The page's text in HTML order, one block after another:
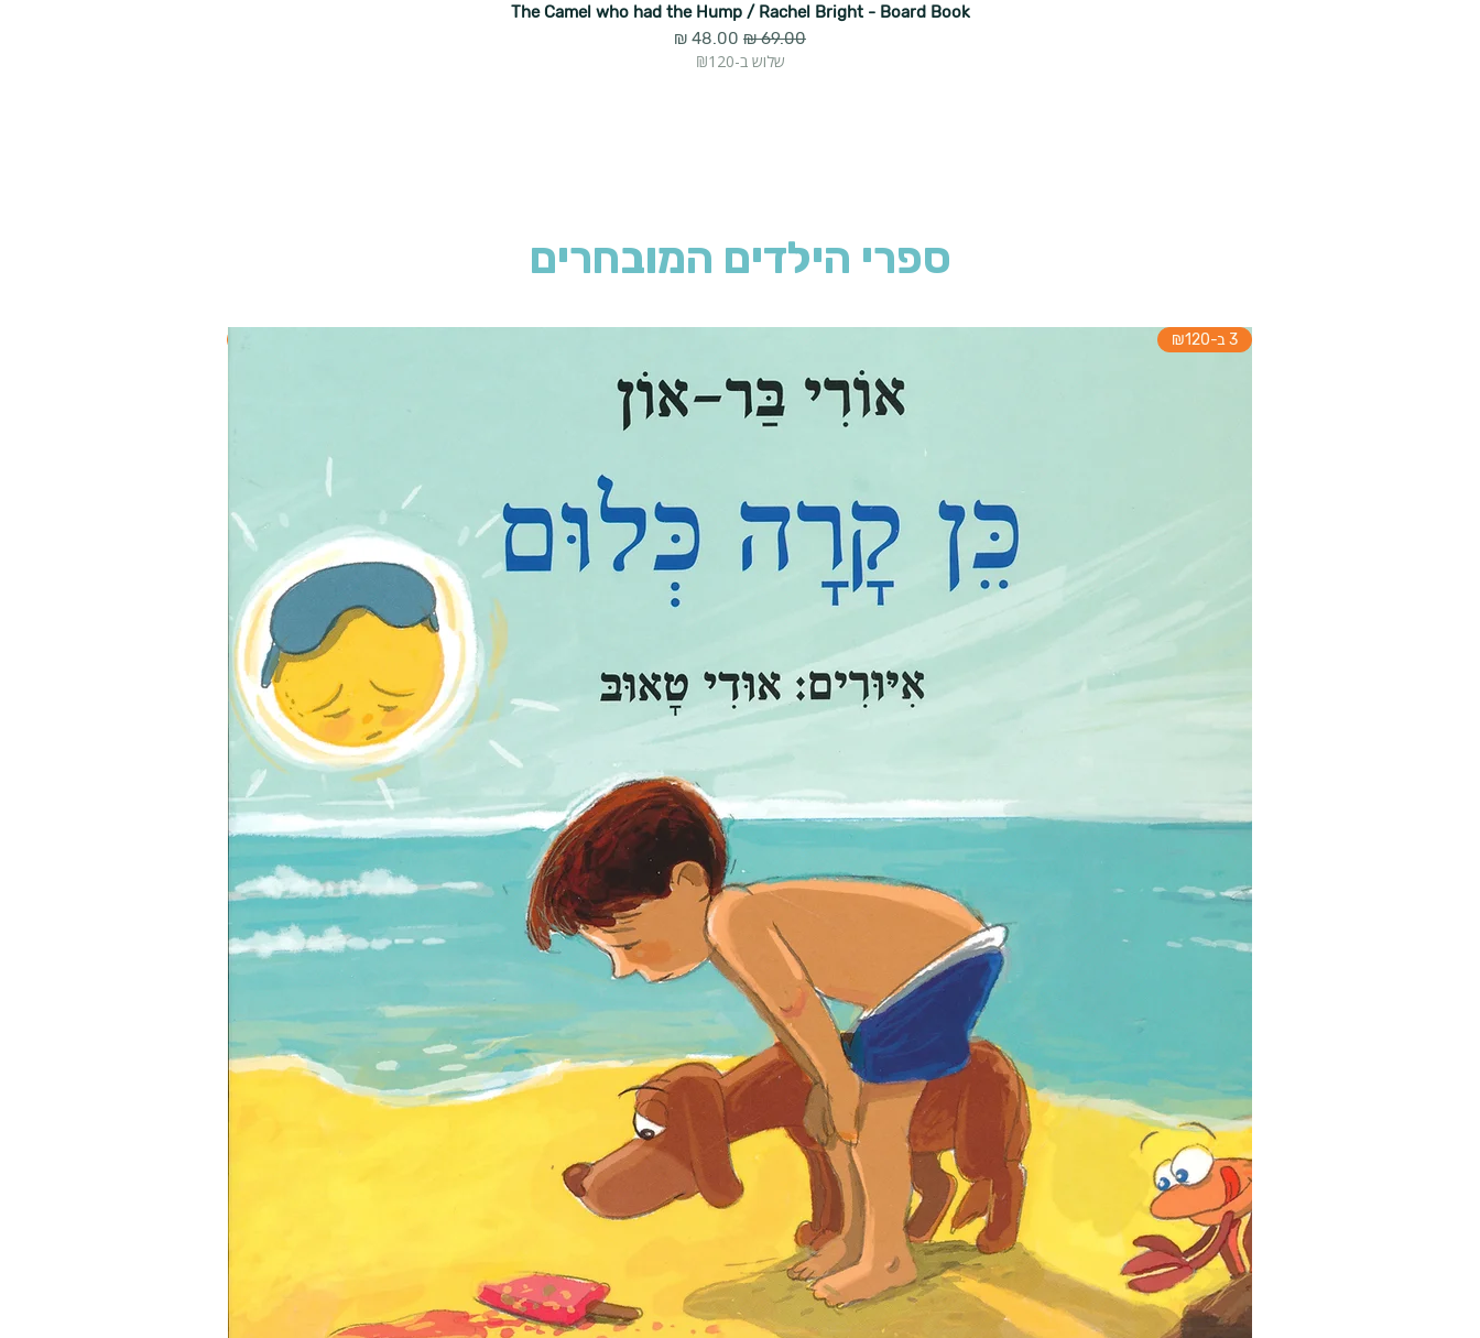
The Camel who had the Hump / Rachel Bright - Board Book
מחיר רגיל מחיר מבצע
שלוש ב-₪120
ספרי הילדים המובחרים
3 ב-₪120